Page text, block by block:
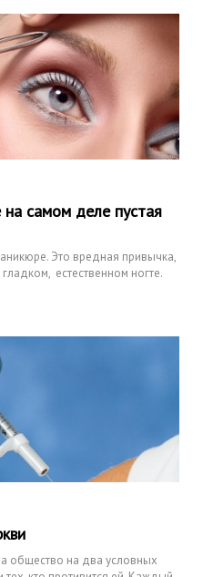
самом деле пустая
Это вредная привычка,
естественном ногте.
общество на два условных